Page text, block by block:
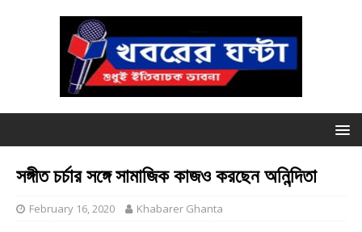
সঙ্গীত চর্চার সঙ্গে সামাজিক কাজও করছেন অনিন্দিতা
February 16, 2020 Khabarer Ghanta